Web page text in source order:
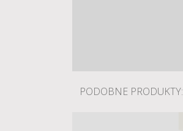
PODOBNE PRODUKTY: